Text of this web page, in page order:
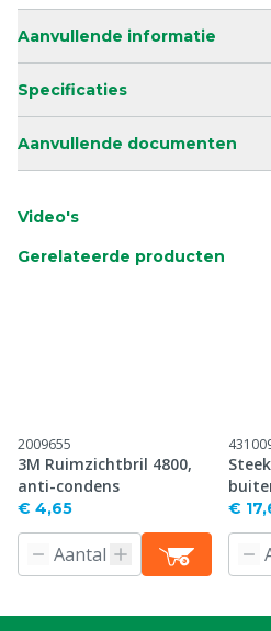
Aanvullende informatie
Specificaties
Aanvullende documenten
Video's
Gerelateerde producten
2009655
3M Ruimzichtbril 4800,
anti-condens
€ 4,65 €